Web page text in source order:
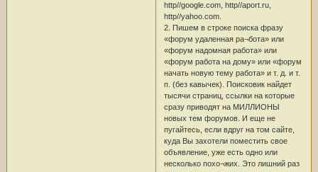
http//google.com, http//aport.ru,
http//yahoo.com.
2. Пишем в строке поиска фразу
«форум удаленная ра¬бота» или
«форум надомная работа» или
«форум работа на дому» или «форум
начать новую тему работа» и т. д. и т.
п. (без кавычек). Поисковик найдет
тысячи страниц, ссылки на которые
сразу приводят на МИЛЛИОНЫ
новых тем форумов. И еще не
пугайтесь, если вдруг на том сайте,
куда Вы захотели поместить свое
объявление, уже есть одно или
несколько похо¬жих. Это лишний раз